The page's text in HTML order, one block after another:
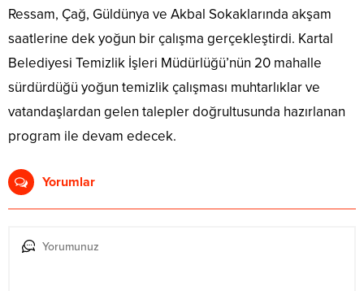
Ressam, Çağ, Güldünya ve Akbal Sokaklarında akşam
saatlerine dek yoğun bir çalışma gerçekleştirdi. Kartal
Belediyesi Temizlik İşleri Müdürlüğü’nün 20 mahalle
sürdürdüğü yoğun temizlik çalışması muhtarlıklar ve
vatandaşlardan gelen talepler doğrultusunda hazırlanan
program ile devam edecek.
Yorumlar